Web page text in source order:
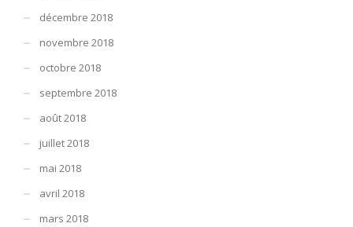
décembre 2018
novembre 2018
octobre 2018
septembre 2018
août 2018
juillet 2018
mai 2018
avril 2018
mars 2018